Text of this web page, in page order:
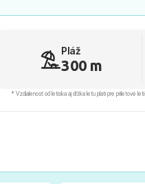
Pláž
300 m
* Vzdialenosť od letiska aj dľžka letu platí pre príletové